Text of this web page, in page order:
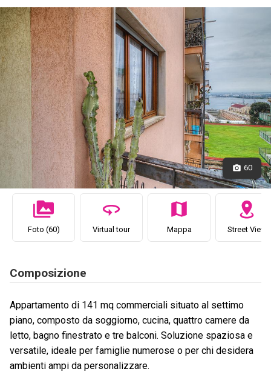
60
Foto (60) Virtual tour Mappa Street View
Composizione
Appartamento di 141 mq commerciali situato al settimo
piano, composto da soggiorno, cucina, quattro camere da
letto, bagno finestrato e tre balconi. Soluzione spaziosa e
versatile, ideale per famiglie numerose o per chi desidera
ambienti ampi da personalizzare.